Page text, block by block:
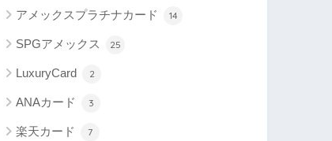
アメックスプラチナカード 14
SPGアメックス 25
LuxuryCard 2
ANAカード 3
楽天カード 7